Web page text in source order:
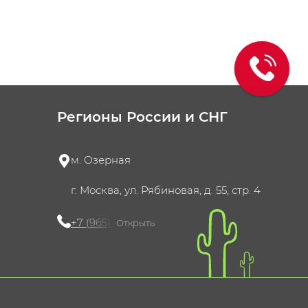
Регионы России и СНГ
м. Озерная
г. Москва, ул. Рябиновая, д. 55, стр. 4
+7 (965) 420-10-10
Открыть